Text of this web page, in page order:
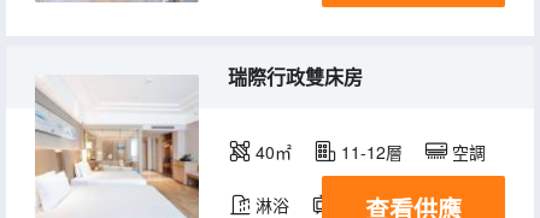
瑞際行政雙床房
40㎡ 11-12層 空調
淋浴 電視機
查看供應